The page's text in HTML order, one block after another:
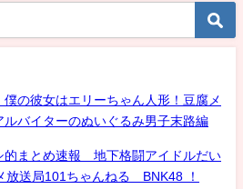
の彼女はエリーちゃん人形！豆腐メ
ルバイターのぬいぐるみ男子末路編
まとめ速報 地下格闘アイドルだい
送局101ちゃんねる BNK48 ！